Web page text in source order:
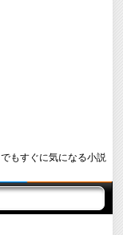
もすぐに気になる小説